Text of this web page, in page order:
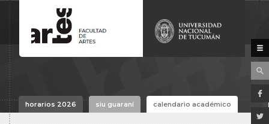
horarios 2026 siu guaraní calendario académico